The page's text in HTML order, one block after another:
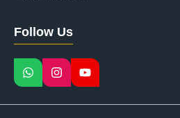
Follow Us